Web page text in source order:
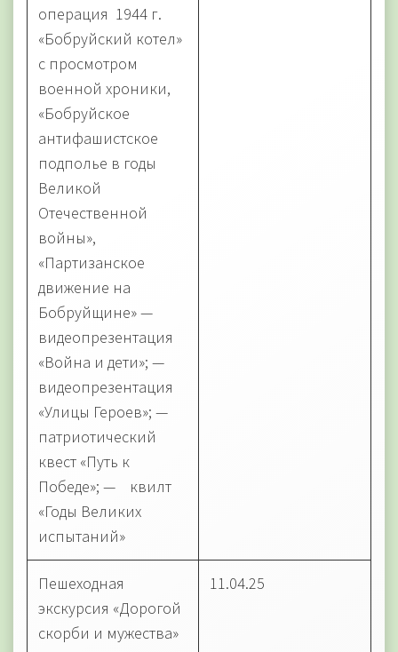
операция 1944 г.
«Бобруйский котел»
с просмотром
военной хроники,
«Бобруйское
антифашистское
подполье в годы
Великой
Отечественной
войны»,
«Партизанское
движение на
Бобруйщине» —
видеопрезентация
«Война и дети»; —
видеопрезентация
«Улицы Героев»; —
патриотический
квест «Путь к
Победе»; — квилт
«Годы Великих
испытаний»
Пешеходная
экскурсия «Дорогой
скорби и мужества»
11.04.25